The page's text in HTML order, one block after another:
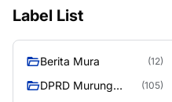
Label List
Berita Mura (12)
DPRD Murung
(105)